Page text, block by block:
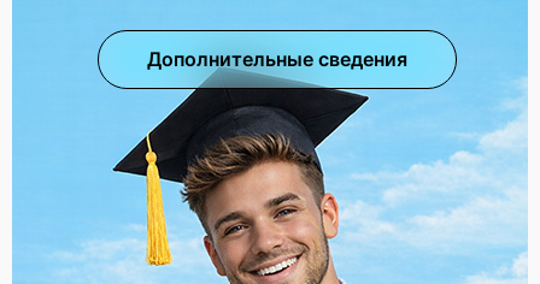
Дополнительные сведения